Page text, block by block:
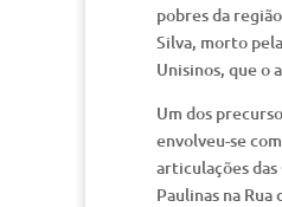
pobres da
Silva, morto
Unisinos, que o
Um dos
envolveu-se
articulações das
Paulinas na